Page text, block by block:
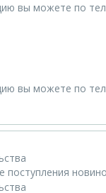
вы можете по
вы можете по
поступления